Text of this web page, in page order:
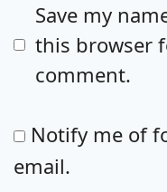
Save my
this browser
comment.
Notify me of
email.